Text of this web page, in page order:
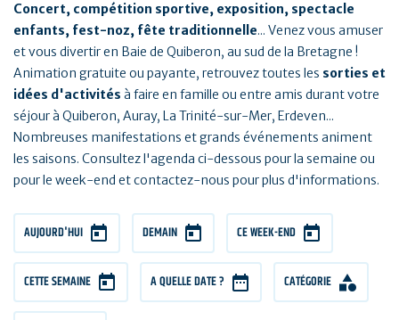
Concert, compétition sportive, exposition, spectacle
enfants, fest-noz, fête traditionnelle... Venez vous amuser
et vous divertir en Baie de Quiberon, au sud de la Bretagne !
Animation gratuite ou payante, retrouvez toutes les sorties et
idées d'activités à faire en famille ou entre amis durant votre
séjour à Quiberon, Auray, La Trinité-sur-Mer, Erdeven...
Nombreuses manifestations et grands événements animent
les saisons. Consultez l'agenda ci-dessous pour la semaine ou
pour le week-end et contactez-nous pour plus d'informations.
AUJOURD'HUI DEMAIN CE WEEK-END
CETTE SEMAINE A QUELLE DATE ? CATÉGORIE